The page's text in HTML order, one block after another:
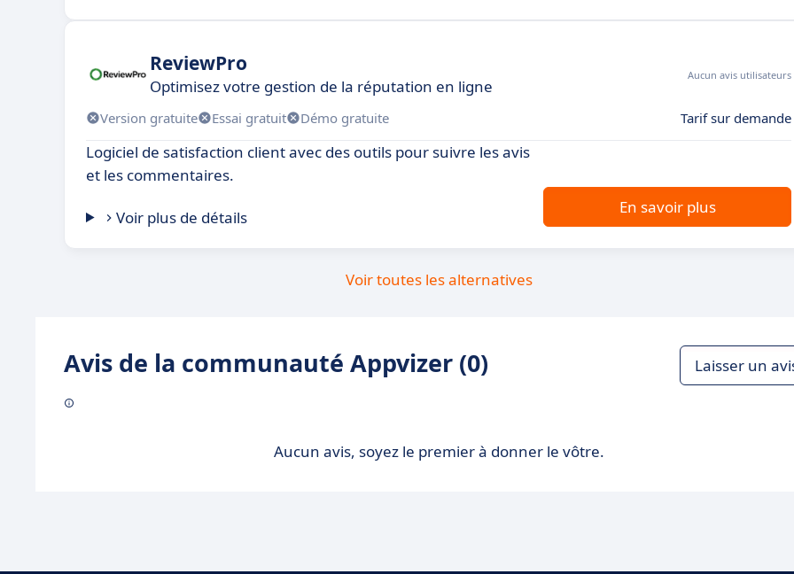
ReviewPro
Optimisez votre gestion de la réputation en ligne
Aucun avis utilisateurs
Version gratuite Essai gratuit Démo gratuite Tarif sur demande
Logiciel de satisfaction client avec des outils pour suivre les avis
et les commentaires.
Voir plus de détails
En savoir plus
Voir toutes les alternatives
Avis de la communauté Appvizer (0) Laisser un
Aucun avis, soyez le premier à donner le vôtre.